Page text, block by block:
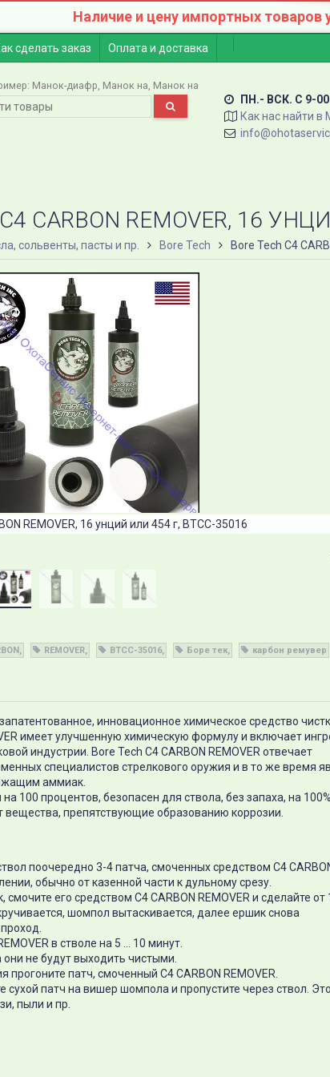
Наличие и цену импортных товаров
сделать заказ Оплата и доставка
Манок-диафр Манок на Манок на
ПН.- ВСК. C 9-
Как нас найти в
C4 CARBON REMOVER, 16
сольвенты, пасты и пр. Bore Tech Bore Tech C4
REMOVER, 16 унций или 454 г, BTCC-35016
REMOVER BTCC-35016 Боре тек карбон ремувер
инновационное химическое средство
имеет улучшенную химическую формулу и включает
индустрии. Bore Tech C4CARBON REMOVER отвечает
специалистов стрелкового оружия и в то же время
аммиак.
100 процентов, безопасен для ствола, без запаха, на 100%
препятствующие образованию коррозии.
поочередно 3-4 патча, смоченных средством C4
обычно от казенной части к дульному срезу.
смочите его средством C4CARBON REMOVER и сделайте от
шомпол вытаскивается, далее ершик снова
в стволе на 5 … 10 минут.
они не будут выходить чистыми.
прогоните патч, смоченный C4CARBON REMOVER.
патч на вишер шомпола и пропустите через ствол. Это
пыли и пр.